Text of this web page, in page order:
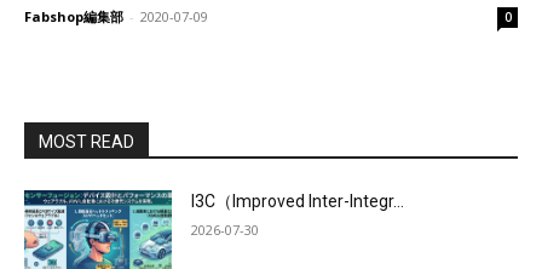
Fabshop編集部 - 2020-07-09 0
MOST READ
I3C（Improved Inter-Integr...
2026-07-30